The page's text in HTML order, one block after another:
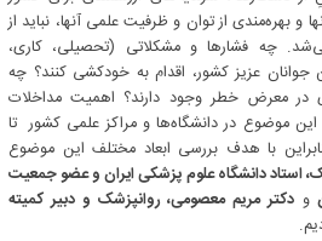
و بهره‌مندی از توان و ظرفیت علمی آنها، نباید از
چه فشارها و مشکلاتی (تحصیلی، کاری،
عزیز کشور، اقدام به خودکشی کنند؟ چه
در معرض خطر وجود دارند؟ اهمیت مداخلات
موضوع در دانشگاه‌ها و مراکز علمی کشور تا
با هدف بررسی ابعاد مختلف این موضوع
استاد دانشگاه علوم پزشکی ایران و عضو جمعیت
و دکتر مریم معصومی، روانپزشک و دبیر کمیته